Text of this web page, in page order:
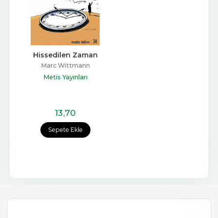
Sepete Ekle
Hissedilen Zaman
Marc Wittmann
Metis Yayınları
13,70